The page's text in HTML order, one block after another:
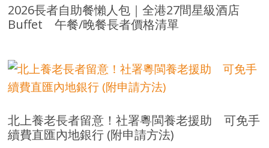
2026長者自助餐懶人包｜全港27間星級酒店
Buffet 午餐/晚餐長者價格清單
北上養老長者留意！社署粵閩養老援助 可免手
續費直匯內地銀行 (附申請方法)